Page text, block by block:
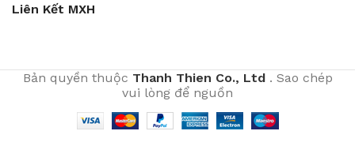
Liên Kết MXH
Bản quyền thuộc Thanh Thien Co., Ltd. Sao chép
vui lòng để nguồn